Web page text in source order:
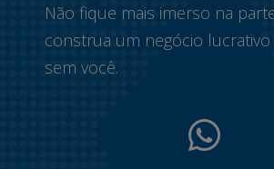
Não fique mais imerso na
construa um negócio
sem você.